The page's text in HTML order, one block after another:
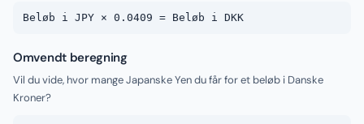
Beløb i JPY × 0.0409 = Beløb i DKK
Omvendt beregning
Vil du vide, hvor mange Japanske Yen du får for et beløb i Danske
Kroner?